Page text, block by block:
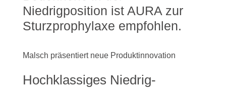
Niedrigposition ist AURA zur
Sturzprophylaxe empfohlen.
Malsch präsentiert neue Produktinnovation
Hochklassiges Niedrig-